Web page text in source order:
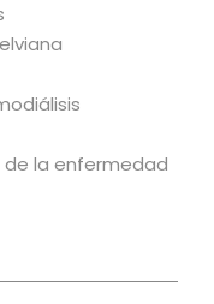
la enfermedad